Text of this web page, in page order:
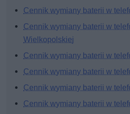
Cennik wymiany baterii w
Cennik wymiany baterii w
Wielkopolskiej
Cennik wymiany baterii w
Cennik wymiany baterii w
Cennik wymiany baterii w
Cennik wymiany baterii w